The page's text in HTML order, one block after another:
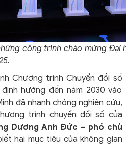
công trình chào mừng Đại
Chương trình Chuyển đổi số
hướng đến năm 2030 vào
đã nhanh chóng nghiên cứu,
trình chuyển đổi số của
Dương Anh Đức – phó chủ
hai mục tiêu của không gian